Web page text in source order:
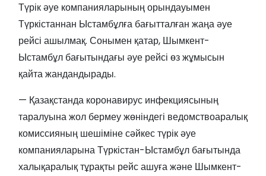
Түрік әуе компанияларының орындауымен
Түркістаннан Ыстамбұлға бағытталған жаңа әуе
рейсі ашылмақ. Сонымен қатар, Шымкент-
Ыстамбұл бағытындағы әуе рейсі өз жұмысын
қайта жандандырады.
— Қазақстанда коронавирус инфекциясының
таралуына жол бермеу жөніндегі ведомствоаралық
комиссияның шешіміне сәйкес түрік әуе
компанияларына Түркістан-Ыстамбұл бағытында
халықаралық тұрақты рейс ашуға және Шымкент-